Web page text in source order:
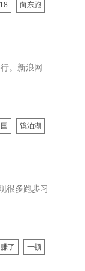
向东跑
。新浪网
镜泊湖
很多跑步习
赚了 一顿